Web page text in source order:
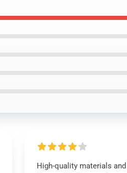
High-quality materials